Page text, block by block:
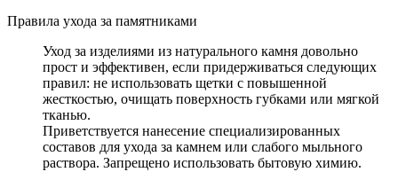
Правила ухода за памятниками
Уход за изделиями из натурального камня довольно
прост и эффективен, если придерживаться следующих
правил: не использовать щетки с повышенной
жесткостью, очищать поверхность губками или мягкой
тканью.
Приветствуется нанесение специализированных
составов для ухода за камнем или слабого мыльного
раствора. Запрещено использовать бытовую химию.